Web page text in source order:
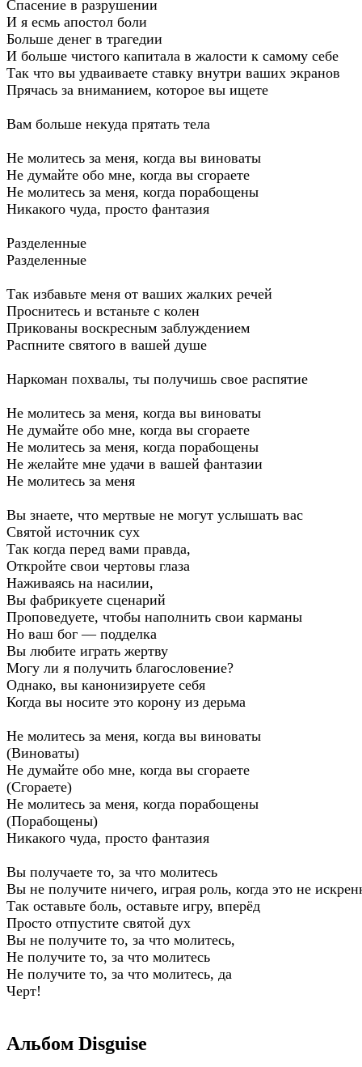
Спасение в разрушении
И я есмь апостол боли
Больше денег в трагедии
И больше чистого капитала в жалости к самому себе
Так что вы удваиваете ставку внутри ваших экранов
Прячась за вниманием, которое вы ищете
Вам больше некуда прятать тела
Не молитесь за меня, когда вы виноваты
Не думайте обо мне, когда вы сгораете
Не молитесь за меня, когда порабощены
Никакого чуда, просто фантазия
Разделенные
Разделенные
Так избавьте меня от ваших жалких речей
Проснитесь и встаньте с колен
Прикованы воскресным заблуждением
Распните святого в вашей душе
Наркоман похвалы, ты получишь свое распятие
Не молитесь за меня, когда вы виноваты
Не думайте обо мне, когда вы сгораете
Не молитесь за меня, когда порабощены
Не желайте мне удачи в вашей фантазии
Не молитесь за меня
Вы знаете, что мертвые не могут услышать вас
Святой источник сух
Так когда перед вами правда,
Откройте свои чертовы глаза
Наживаясь на насилии,
Вы фабрикуете сценарий
Проповедуете, чтобы наполнить свои карманы
Но ваш бог — подделка
Вы любите играть жертву
Могу ли я получить благословение?
Однако, вы канонизируете себя
Когда вы носите это корону из дерьма
Не молитесь за меня, когда вы виноваты
(Виноваты)
Не думайте обо мне, когда вы сгораете
(Сгораете)
Не молитесь за меня, когда порабощены
(Порабощены)
Никакого чуда, просто фантазия
Вы получаете то, за что молитесь
Вы не получите ничего, играя роль, когда это не
Так оставьте боль, оставьте игру, вперёд
Просто отпустите святой дух
Вы не получите то, за что молитесь,
Не получите то, за что молитесь
Не получите то, за что молитесь, да
Черт!
Альбом Disguise